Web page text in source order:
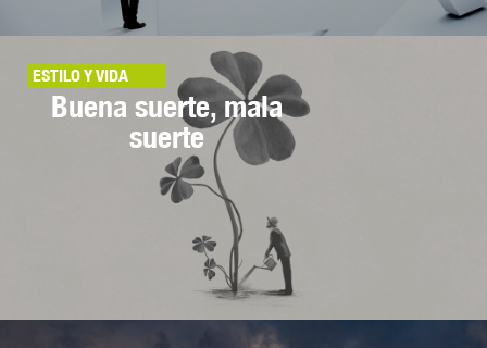
ESTILO Y VIDA
Buena suerte, mala
suerte